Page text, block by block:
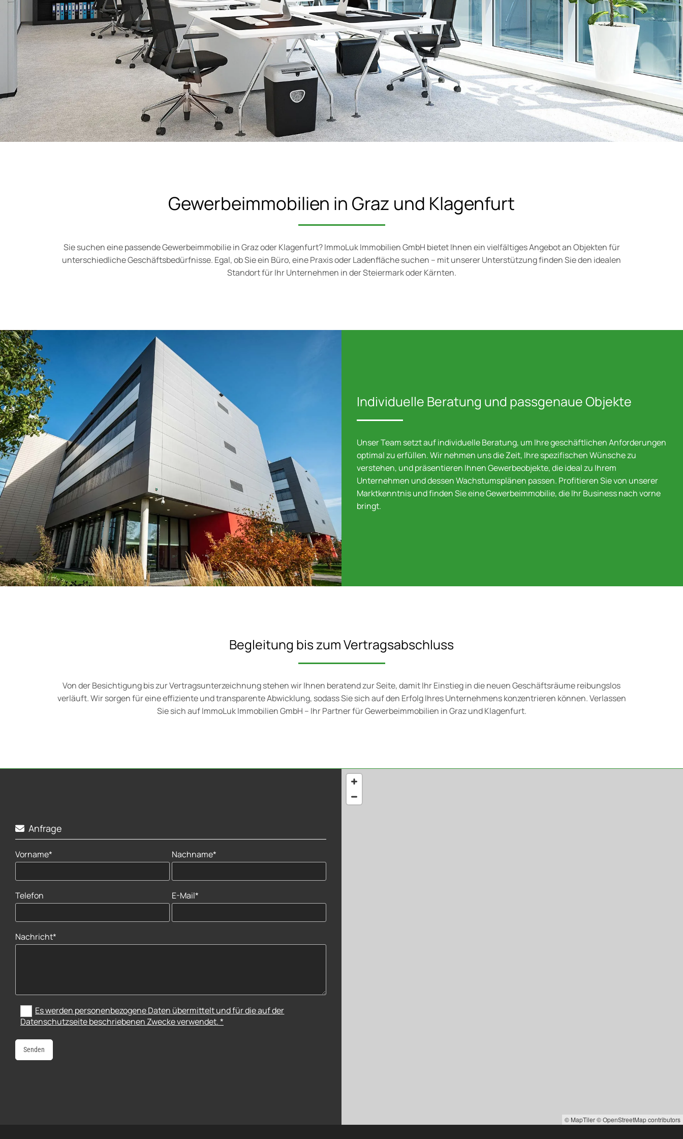
Gewerbeimmobilien in Graz und Klagenfurt
Sie suchen eine passende Gewerbeimmobilie in Graz oder Klagenfurt? ImmoLuk Immobilien GmbH bietet Ihnen ein vielfältiges Angebot an Objekten für
unterschiedliche Geschäftsbedürfnisse. Egal, ob Sie ein Büro, eine Praxis oder Ladenfläche suchen – mit unserer Unterstützung finden Sie den idealen
Standort für Ihr Unternehmen in der Steiermark oder Kärnten.
Individuelle Beratung und passgenaue Objekte
Unser Team setzt auf individuelle Beratung, um Ihre geschäftlichen Anforderungen
optimal zu erfüllen. Wir nehmen uns die Zeit, Ihre spezifischen Wünsche zu
verstehen, und präsentieren Ihnen Gewerbeobjekte, die ideal zu Ihrem
Unternehmen und dessen Wachstumsplänen passen. Profitieren Sie von unserer
Marktkenntnis und finden Sie eine Gewerbeimmobilie, die Ihr Business nach vorne
bringt.
Begleitung bis zum Vertragsabschluss
Von der Besichtigung bis zur Vertragsunterzeichnung stehen wir Ihnen beratend zur Seite, damit Ihr Einstieg in die neuen Geschäftsräume reibungslos
verläuft. Wir sorgen für eine effiziente und transparente Abwicklung, sodass Sie sich auf den Erfolg Ihres Unternehmens konzentrieren können. Verlassen
Sie sich auf ImmoLuk Immobilien GmbH – Ihr Partner für Gewerbeimmobilien in Graz und Klagenfurt.
 Anfrage
Vorname* Nachname*
Telefon E-Mail*
Nachricht*
Es werden personenbezogene Daten übermittelt und für die auf der
Datenschutzseite beschriebenen Zwecke verwendet. *
© MapTiler© OpenStreetMap contributors